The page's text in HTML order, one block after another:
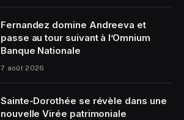
Fernandez domine Andreeva et
passe au tour suivant à l’Omnium
Banque Nationale
7 août 2026
Sainte-Dorothée se révèle dans une
nouvelle Virée patrimoniale